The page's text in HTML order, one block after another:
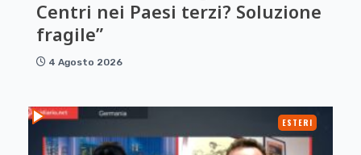
Centri nei Paesi terzi? Soluzione
fragile”
4 Agosto 2026
ESTERI